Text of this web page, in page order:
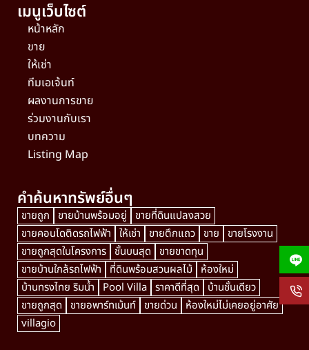
เมนูเว็บไซต์
หน้าหลัก
ขาย
ให้เช่า
ทีมเอเจ้นท์
ผลงานการขาย
ร่วมงานกับเรา
บทความ
Listing Map
คำค้นหาทรัพย์อื่นๆ
ขายถูก ขายบ้านพร้อมอยู่
ขายที่ดินแปลงสวย
ขายคอนโดติดรถไฟฟ้า ให้เช่า ขายตึกแถว ขาย
ขายโรงงาน
ขายถูกสุดในโครงการ ชั้นบนสุด
ขายขาดทุน
ขายบ้านใกล้รถไฟฟ้า
ที่ดินพร้อมสวนผลไม้
ห้องใหม่
บ้านทรงไทย ริมน้ำ
Pool Villa ราคาดีที่สุด
บ้านชั้นเดียว
ขายถูกสุด
ขายอพาร์ทเม้นท์ ขายด่วน
ห้องใหม่ไม่เคยอยู่อาศัย
villagio